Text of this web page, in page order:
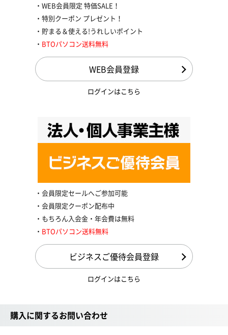
WEB会員限定 特価SALE！
特別クーポン プレゼント！
貯まる＆使える!うれしいポイント
BTOパソコン送料無料
WEB会員登録
ログインはこちら
会員限定セールへご参加可能
会員限定クーポン配布中
もちろん入会金・年会費は無料
BTOパソコン送料無料
ビジネスご優待会員登録
ログインはこちら
購入に関するお問い合わせ